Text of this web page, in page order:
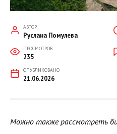
АВТОР
Руслана Помулева
ПРОСМОТРОВ
235
ОПУБЛИКОВАНО
21.06.2026
Можно также рассмотреть